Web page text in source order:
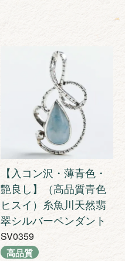
【入コン沢・薄青色・
艶良し】（高品質青色
ヒスイ）糸魚川天然翡
翠シルバーペンダント
SV0359
高品質